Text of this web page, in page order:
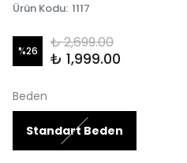
Ürün Kodu: 1117
%26 ₺ 2,699.00
₺ 1,999.00
Beden
Standart Beden